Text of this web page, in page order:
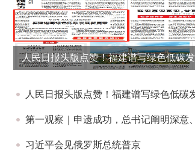
人民日报头版点赞！福建谱写绿色低碳
人民日报头版点赞！福建谱写绿色低碳
第一观察｜申遗成功，总书记阐明深意
习近平会见俄罗斯总统普京